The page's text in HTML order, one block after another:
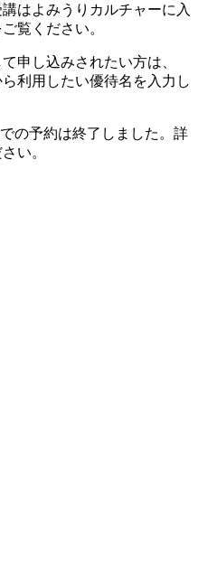
はよみうりカルチャーに入
ご覧ください。
申し込みされたい方は、
利用したい優待名を入力し
の予約は終了しました。詳
い。